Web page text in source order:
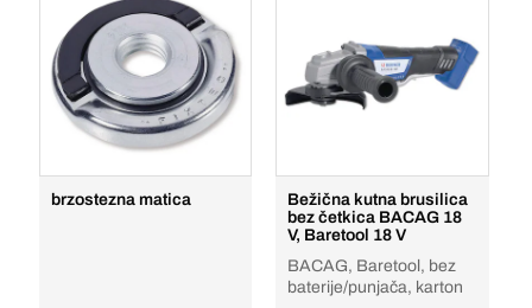
brzostezna matica
Bežična kutna brusilica
bez četkica BACAG 18
V, Baretool 18 V
BACAG, Baretool, bez
baterije/punjača, karton